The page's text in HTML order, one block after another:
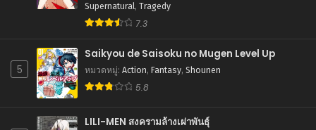
Supernatural, Tragedy
7.3
5
Saikyou de Saisoku no Mugen Level Up
หมวดหมู่: Action, Fantasy, Shounen
5.8
LILI-MEN สงครามล้างเผ่าพันธุ์